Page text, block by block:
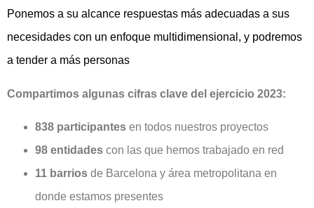
Ponemos a su alcance respuestas más adecuadas a sus
necesidades con un enfoque multidimensional, y podremos
a tender a más personas
Compartimos algunas cifras clave del ejercicio 2023:
838 participantes en todos nuestros proyectos
98 entidades con las que hemos trabajado en red
11 barrios de Barcelona y área metropolitana en
donde estamos presentes